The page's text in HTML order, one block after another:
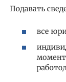
Подавать
все